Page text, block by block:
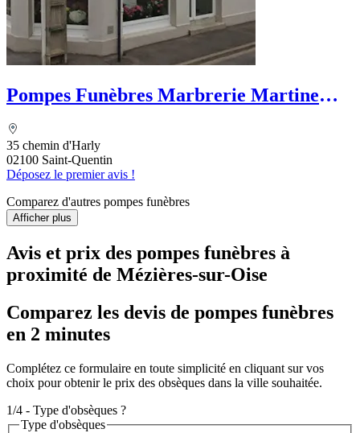
Pompes Funèbres Marbrerie Martine
35 chemin d'Harly
02100 Saint-Quentin
Déposez le premier avis !
Comparez d'autres pompes funèbres
Afficher plus
Avis et prix des pompes funèbres à
proximité de Mézières-sur-Oise
Comparez les devis de pompes funèbres
en 2 minutes
Complétez ce formulaire en toute simplicité en cliquant sur vos
choix pour obtenir le prix des obsèques dans la ville souhaitée.
1/4 - Type d'obsèques ?
Type d'obsèques